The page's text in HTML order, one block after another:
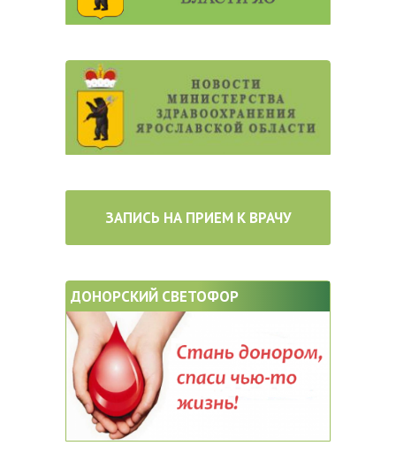
ЗАПИСЬ НА ПРИЕМ К ВРАЧУ
ДОНОРСКИЙ СВЕТОФОР